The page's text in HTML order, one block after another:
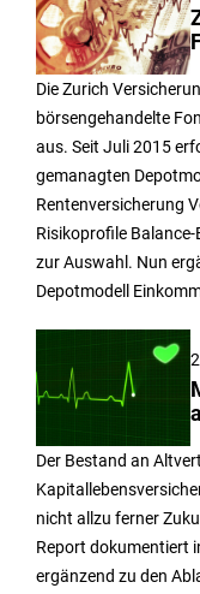
Die Zurich
börsengehandelte
aus. Seit Juli 2015
gemanagten
Rentenversicherung
Risikoprofile Balance-
zur Auswahl. Nun
Depotmodell
Der Bestand an
nicht allzu ferner
Report dokumentiert
ergänzend zu den